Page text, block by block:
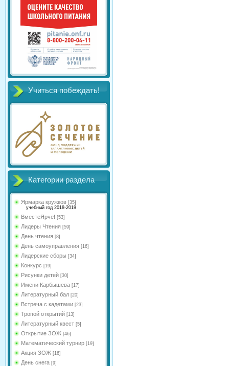
Учиться побеждать!
Категории раздела
Ярмарка кружков [35]
учебный год 2018-2019
ВместеЯрче! [53]
Лидеры Чтения [59]
День чтения [8]
День самоуправления [16]
Лидерские сборы [34]
Конкурс [19]
Рисунки детей [30]
Имени Карбышева [17]
Литературный бал [20]
Встреча с кадетами [23]
Тропой открытий [13]
Литературный квест [5]
Открытие ЗОЖ [46]
Математический турнир [19]
Акция ЗОЖ [16]
День снега [9]